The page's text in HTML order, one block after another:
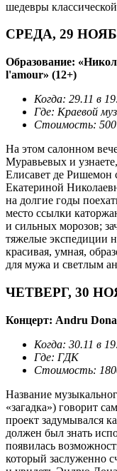
шедевры
СРЕДА, 29
Образование:
l'amour» (12+)
Когда: 29.11 в
Где: Краевой
Стоимость: 500
На этом салонном
Муравьевых и
Елисавет де Ришемон
Екатериной
на долгие годы
место ссылки
и сильных морозов;
тяжелые экспедиции
красивая, умная,
для мужа и светлым
ЧЕТВЕРГ, 30
Концерт: Andru
Когда: 30.11 в
Где: ГДК
Стоимость:
Название
«загадка») говорит
проект задумывался
должен был знать
появилась
который заслуженно